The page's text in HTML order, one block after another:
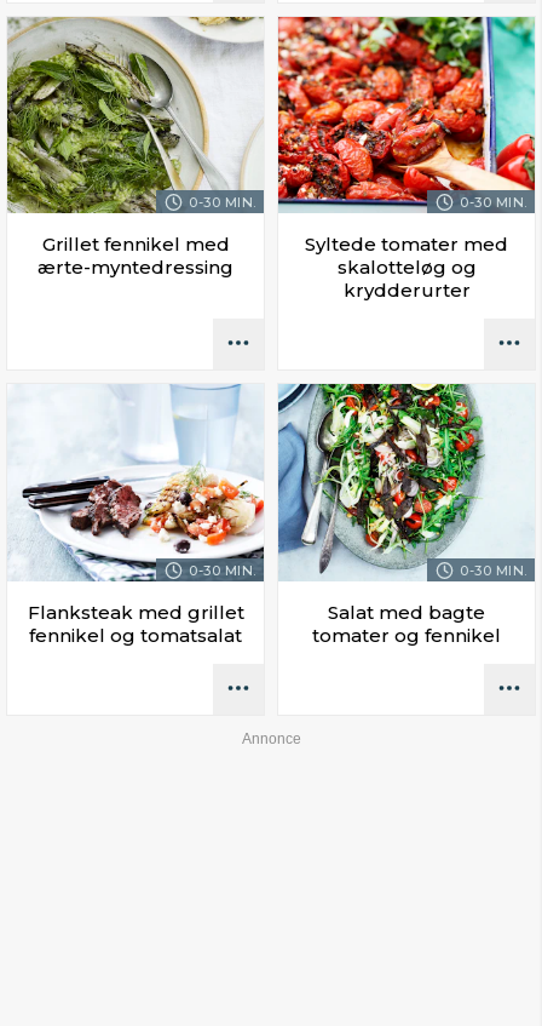
0-30 MIN.
Grillet fennikel med
ærte-myntedressing
0-30 MIN.
Syltede tomater med
skalotteløg og
krydderurter
0-30 MIN.
Flanksteak med grillet
fennikel og tomatsalat
0-30 MIN.
Salat med bagte
tomater og fennikel